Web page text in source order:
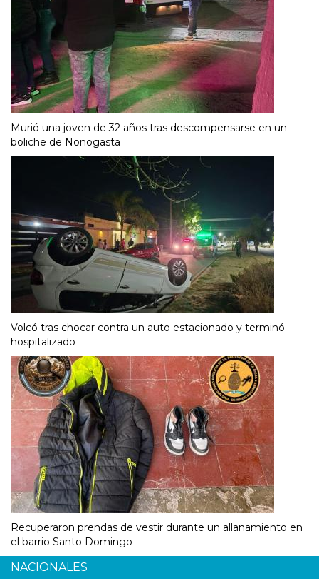
Murió una joven de 32 años tras descompensarse en un
boliche de Nonogasta
Volcó tras chocar contra un auto estacionado y terminó
hospitalizado
Recuperaron prendas de vestir durante un allanamiento en
el barrio Santo Domingo
NACIONALES